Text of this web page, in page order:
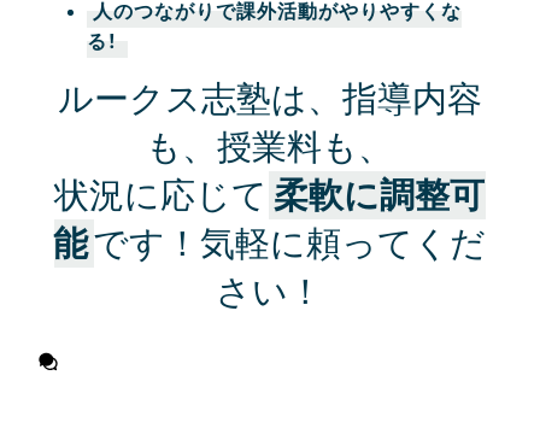
人のつながりで課外活動がやりやすくな
る！
ルークス志塾は、指導内容
も、授業料も、
状況に応じて 柔軟に調整可
能です！気軽に頼ってくだ
さい！